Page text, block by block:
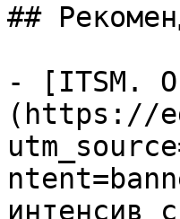
##
- [ITSM.
(https://
интенсив